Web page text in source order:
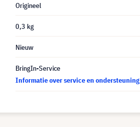
Origineel
0,3 kg
Nieuw
BringIn-Service
Informatie over service en ondersteuning